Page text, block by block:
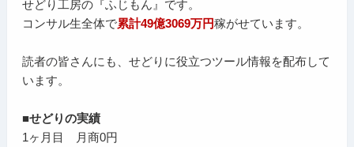
せどり工房の『ふじもん』です。
コンサル生全体で累計49億3069万円稼がせています。
読者の皆さんにも、せどりに役立つツール情報を配布して
います。
■せどりの実績
1ヶ月目 月商0円